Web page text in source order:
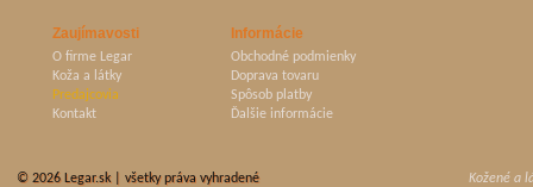
Zaujímavosti
O firme Legar
Koža a látky
Predajcovia
Kontakt
Informácie
Obchodné podmienky
Doprava tovaru
Spôsob platby
Ďalšie informácie
© 2026 Legar.sk| všetky práva vyhradené Kožené a